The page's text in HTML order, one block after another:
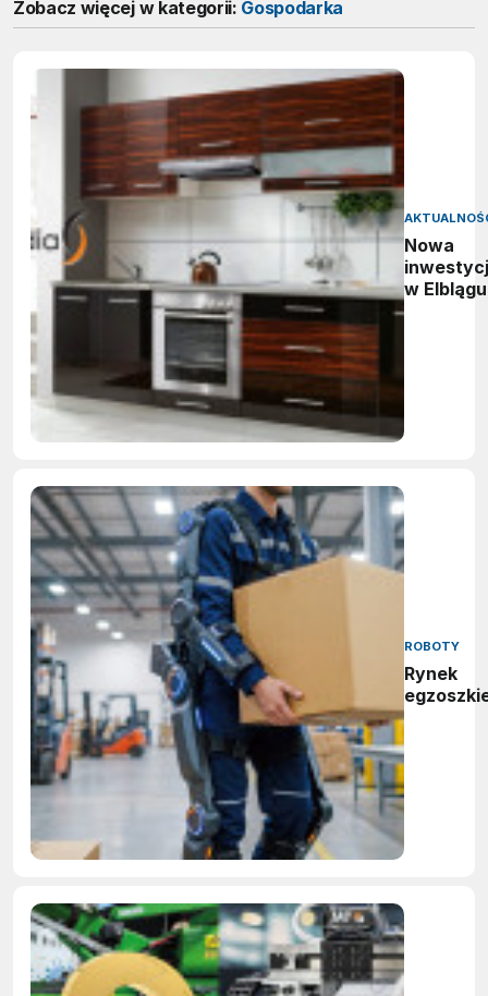
Zobacz więcej w kategorii: Gospodarka
Nowa
w Elblągu
ROBOTY
Rynek